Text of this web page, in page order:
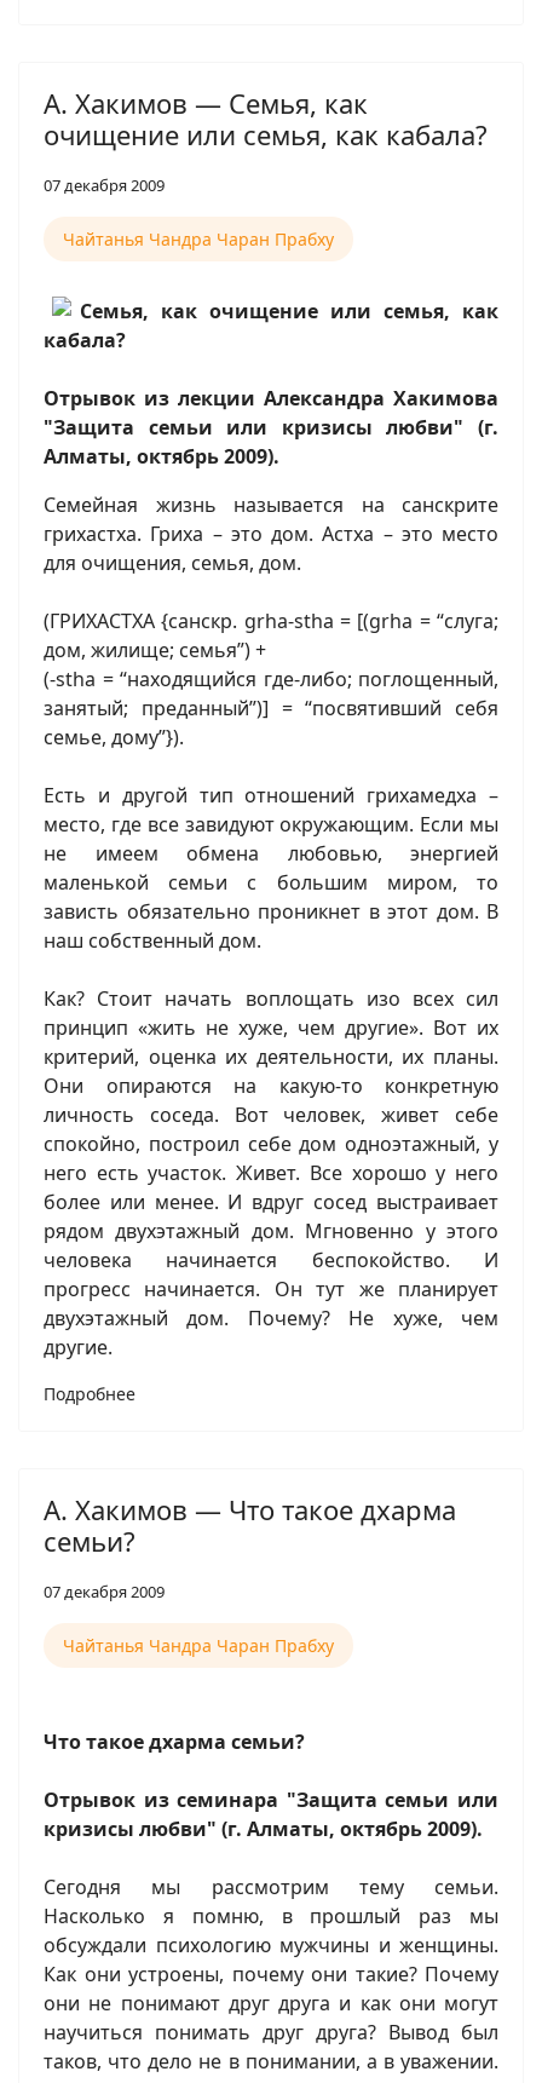
А. Хакимов — Семья, как
очищение или семья, как кабала?
07 декабря 2009
Чайтанья Чандра Чаран Прабху
Семья, как очищение или семья, как
кабала?
Отрывок из лекции Александра Хакимова
"Защита семьи или кризисы любви" (г.
Алматы, октябрь 2009).
Семейная жизнь называется на санскрите
грихастха. Гриха – это дом. Астха – это место
для очищения, семья, дом.
(ГРИХАСТХА {санскр. grha-stha = [(grha = “слуга;
дом, жилище; семья”) +
(-stha = “находящийся где-либо; поглощенный,
занятый; преданный”)] = “посвятивший себя
семье, дому”}).
Есть и другой тип отношений грихамедха –
место, где все завидуют окружающим. Если мы
не имеем обмена любовью, энергией
маленькой семьи с большим миром, то
зависть обязательно проникнет в этот дом. В
наш собственный дом.
Как? Стоит начать воплощать изо всех сил
принцип «жить не хуже, чем другие». Вот их
критерий, оценка их деятельности, их планы.
Они опираются на какую-то конкретную
личность соседа. Вот человек, живет себе
спокойно, построил себе дом одноэтажный, у
него есть участок. Живет. Все хорошо у него
более или менее. И вдруг сосед выстраивает
рядом двухэтажный дом. Мгновенно у этого
человека начинается беспокойство. И
прогресс начинается. Он тут же планирует
двухэтажный дом. Почему? Не хуже, чем
другие.
Подробнее
А. Хакимов — Что такое дхарма
семьи?
07 декабря 2009
Чайтанья Чандра Чаран Прабху
Что такое дхарма семьи?
Отрывок из семинара "Защита семьи или
кризисы любви" (г. Алматы, октябрь 2009).
Сегодня мы рассмотрим тему семьи.
Насколько я помню, в прошлый раз мы
обсуждали психологию мужчины и женщины.
Как они устроены, почему они такие? Почему
они не понимают друг друга и как они могут
научиться понимать друг друга? Вывод был
таков, что дело не в понимании, а в уважении.